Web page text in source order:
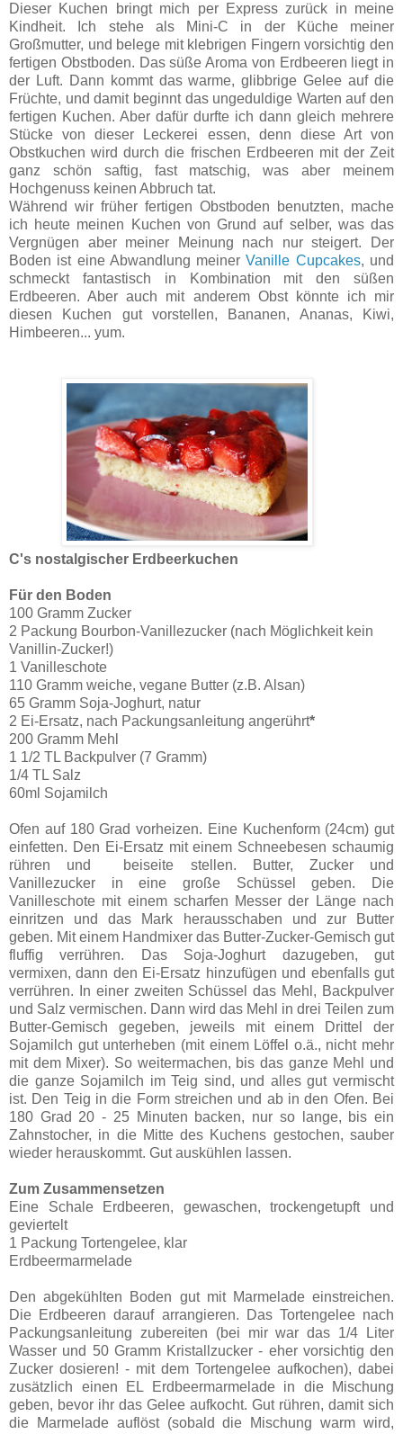
Dieser Kuchen bringt mich per Express zurück in meine
Kindheit. Ich stehe als Mini-C in der Küche meiner
Großmutter, und belege mit klebrigen Fingern vorsichtig den
fertigen Obstboden. Das süße Aroma von Erdbeeren liegt in
der Luft. Dann kommt das warme, glibbrige Gelee auf die
Früchte, und damit beginnt das ungeduldige Warten auf den
fertigen Kuchen. Aber dafür durfte ich dann gleich mehrere
Stücke von dieser Leckerei essen, denn diese Art von
Obstkuchen wird durch die frischen Erdbeeren mit der Zeit
ganz schön saftig, fast matschig, was aber meinem
Hochgenuss keinen Abbruch tat.
Während wir früher fertigen Obstboden benutzten, mache
ich heute meinen Kuchen von Grund auf selber, was das
Vergnügen aber meiner Meinung nach nur steigert. Der
Boden ist eine Abwandlung meinerVanille Cupcakes, und
schmeckt fantastisch in Kombination mit den süßen
Erdbeeren. Aber auch mit anderem Obst könnte ich mir
diesen Kuchen gut vorstellen, Bananen, Ananas, Kiwi,
Himbeeren... yum.
C's nostalgischer Erdbeerkuchen
Für den Boden
100 Gramm Zucker
2 Packung Bourbon-Vanillezucker (nach Möglichkeit kein
Vanillin-Zucker!)
1 Vanilleschote
110 Gramm weiche, vegane Butter (z.B. Alsan)
65 Gramm Soja-Joghurt, natur
2 Ei-Ersatz, nach Packungsanleitung angerührt*
200 Gramm Mehl
1 1/2 TL Backpulver (7 Gramm)
1/4 TL Salz
60ml Sojamilch
Ofen auf 180 Grad vorheizen. Eine Kuchenform (24cm) gut
einfetten. Den Ei-Ersatz mit einem Schneebesen schaumig
rühren und beiseite stellen. Butter, Zucker und
Vanillezucker in eine große Schüssel geben. Die
Vanilleschote mit einem scharfen Messer der Länge nach
einritzen und das Mark herausschaben und zur Butter
geben. Mit einem Handmixer das Butter-Zucker-Gemisch gut
fluffig verrühren. Das Soja-Joghurt dazugeben, gut
vermixen, dann den Ei-Ersatz hinzufügen und ebenfalls gut
verrühren. In einer zweiten Schüssel das Mehl, Backpulver
und Salz vermischen. Dann wird das Mehl in drei Teilen zum
Butter-Gemisch gegeben, jeweils mit einem Drittel der
Sojamilch gut unterheben (mit einem Löffel o.ä., nicht mehr
mit dem Mixer). So weitermachen, bis das ganze Mehl und
die ganze Sojamilch im Teig sind, und alles gut vermischt
ist. Den Teig in die Form streichen und ab in den Ofen. Bei
180 Grad 20 - 25 Minuten backen, nur so lange, bis ein
Zahnstocher, in die Mitte des Kuchens gestochen, sauber
wieder herauskommt. Gut auskühlen lassen.
Zum Zusammensetzen
Eine Schale Erdbeeren, gewaschen, trockengetupft und
geviertelt
1 Packung Tortengelee, klar
Erdbeermarmelade
Den abgekühlten Boden gut mit Marmelade einstreichen.
Die Erdbeeren darauf arrangieren. Das Tortengelee nach
Packungsanleitung zubereiten (bei mir war das 1/4 Liter
Wasser und 50 Gramm Kristallzucker - eher vorsichtig den
Zucker dosieren! - mit dem Tortengelee aufkochen), dabei
zusätzlich einen EL Erdbeermarmelade in die Mischung
geben, bevor ihr das Gelee aufkocht. Gut rühren, damit sich
die Marmelade auflöst (sobald die Mischung warm wird,